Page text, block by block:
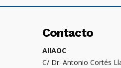
Contacto
AIIAOC
C/ Dr. Antonio Cortés